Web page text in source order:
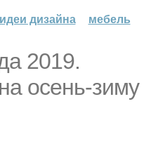
идеи дизайна мебель
2019.
осень-зиму